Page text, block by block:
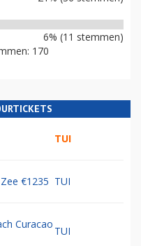
6% (11 stemmen)
170
TUI
€1235 TUI
Curacao
TUI